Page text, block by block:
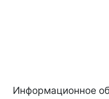
Информационное